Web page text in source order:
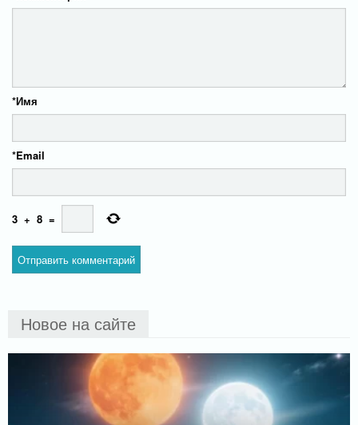
Имя
*
Email
*
3 + 8 =
Новое на сайте